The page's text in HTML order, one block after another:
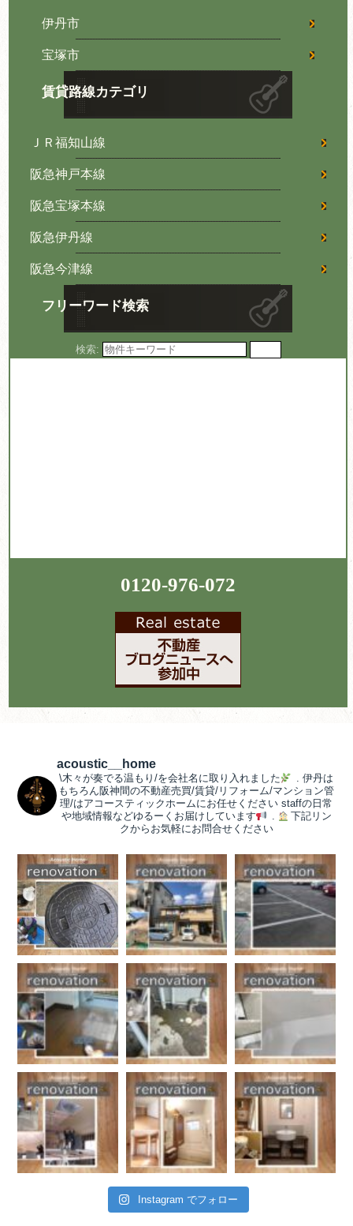
伊丹市
宝塚市
賃貸路線カテゴリ
ＪＲ福知山線
阪急神戸本線
阪急宝塚本線
阪急伊丹線
阪急今津線
フリーワード検索
検索:
0120-976-072
acoustic__home
\木々が奏でる温もり/を会社名に取り入れました . 伊丹は
もちろん阪神間の不動産売買/賃貸/リフォーム/マンション管
理/はアコースティックホームにお任せください staffの日常
や地域情報などゆるーくお届けしています
.
下記リン
クからお気軽にお問合せください
Instagram でフォロー